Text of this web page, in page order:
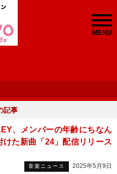
MENU
記事
、メンバーの年齢にちなん
けた新曲「24」配信リリース
音楽ニュース 2025年5月9日